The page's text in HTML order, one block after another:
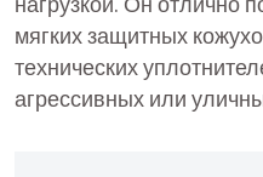
мягких защитных
технических
агрессивных или